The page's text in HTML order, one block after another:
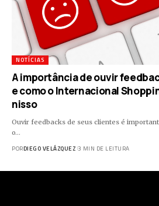
NOTÍCIAS
A importância de ouvir
e como o Internacional
nisso
Ouvir feedbacks de seus clientes é
o…
PORDIEGO VELÁZQUEZ 3 MIN DE LEITURA